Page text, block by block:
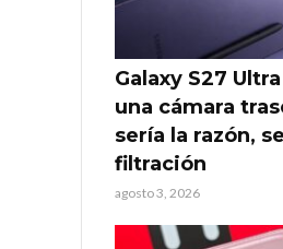
Galaxy S27
una cámara
sería la razón,
filtración
agosto 3, 2026